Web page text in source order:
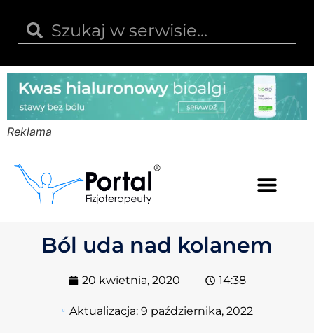
Reklama
Ból uda nad kolanem
20 kwietnia, 2020 14:38
Aktualizacja: 9 października, 2022